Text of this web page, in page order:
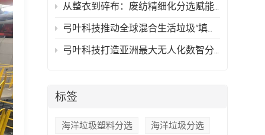
从整衣到碎布：废纺精细化分选赋能高值化再生
弓叶科技推动全球混合生活垃圾“填埋骤零化与资源最大化”
弓叶科技打造亚洲最大无人化数智分拣中心，以AI技术驱动循环经济新典范
标签
海洋垃圾塑料分选
海洋垃圾分选